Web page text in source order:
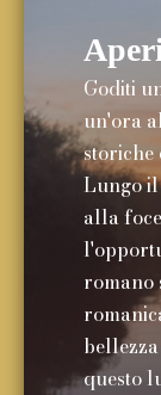
Goditi
un'ora
storiche
Lungo il
alla
romano
questo